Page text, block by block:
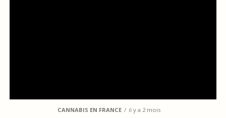
CANNABIS EN FRANCE il y a 2 mois